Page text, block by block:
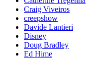
Craig Viveiros
creepshow
Davide Lantieri
Disney
Doug Bradley
Ed Hime